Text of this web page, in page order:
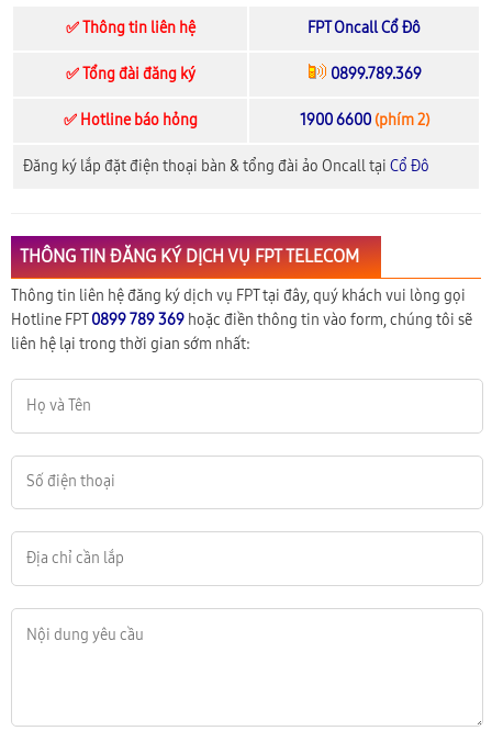
✅ Thông tin liên hệ FPT Oncall Cổ Đô
✅ Tổng đài đăng ký 0899.789.369
✅ Hotline báo hỏng 1900 6600(phím 2)
Đăng ký lắp đặt điện thoại bàn & tổng đài ảo Oncall tại Cổ Đô
THÔNG TIN ĐĂNG KÝ DỊCH VỤ FPT TELECOM
Thông tin liên hệ đăng ký dịch vụ FPT tại đây, quý khách vui lòng gọi
Hotline FPT0899 789 369 hoặc điền thông tin vào form, chúng tôi sẽ
liên hệ lại trong thời gian sớm nhất: